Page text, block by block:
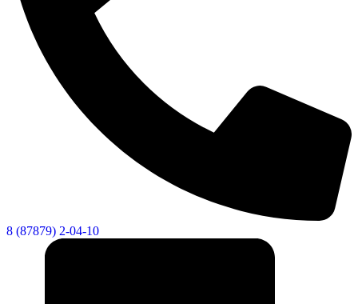
8 (87879) 2-04-10